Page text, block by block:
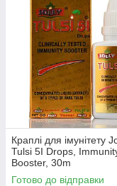
Краплі для імунітету
Tulsi 5I Drops,
Booster, 30m
Готово до відправки